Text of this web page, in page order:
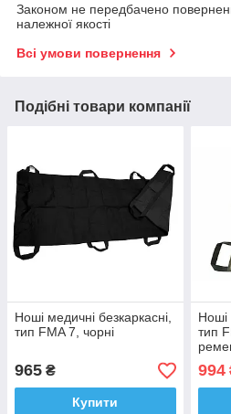
Законом не передбачено
належної якості
Всі умови повернення
Подібні товари компанії
Ноші медичні безкаркасні,
тип FMA 7, чорні
965 ₴
Купити
Ноші
тип
994